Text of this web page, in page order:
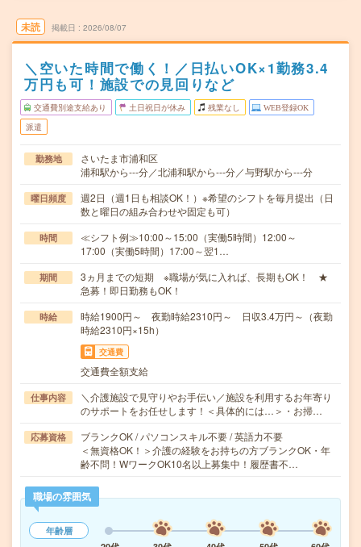
未読 掲載日 2026/08/07
＼空いた時間で働く！／日払いOK×1勤務3.4
万円も可！施設での見回りなど
交通費別途支給あり 土日祝日が休み 残業なし WEB登録OK
派遣
勤務地
さいたま市浦和区
浦和駅から---分／北浦和駅から---分／与野駅から---分
曜日頻度
週2日（週1日も相談OK！）※希望のシフトを毎月提出（日
数と曜日の組み合わせや固定も可）
時間
≪シフト例≫10:00～15:00（実働5時間）12:00～
17:00（実働5時間）17:00～翌1…
期間
3ヵ月までの短期 ※職場が気に入れば、長期もOK！ ★
急募！即日勤務もOK！
時給
時給1900円～ 夜勤時給2310円～ 日収3.4万円～（夜勤
時給2310円×15h）
交通費
交通費全額支給
仕事内容
＼介護施設で見守りやお手伝い／施設を利用するお年寄り
のサポートをお任せします！＜具体的には…＞・お掃…
応募資格
ブランクOK / パソコンスキル不要 / 英語力不要
＜無資格OK！＞介護の経験をお持ちの方ブランクOK・年
齢不問！WワークOK10名以上募集中！履歴書不…
職場の雰囲気
年齢層